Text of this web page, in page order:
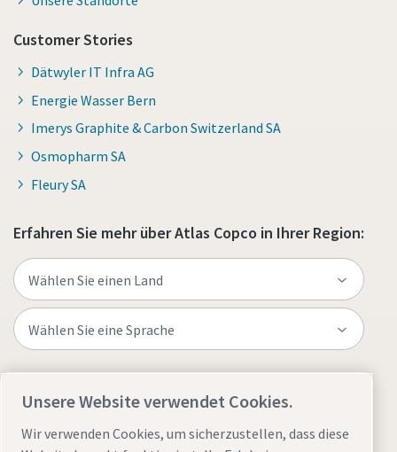
Customer Stories
Dätwyler IT Infra AG
Energie Wasser Bern
Imerys Graphite & Carbon Switzerland SA
Osmopharm SA
Fleury SA
Erfahren Sie mehr über Atlas Copco in Ihrer Region:
Unsere Website verwendet Cookies.
Wir verwenden Cookies, um sicherzustellen, dass diese